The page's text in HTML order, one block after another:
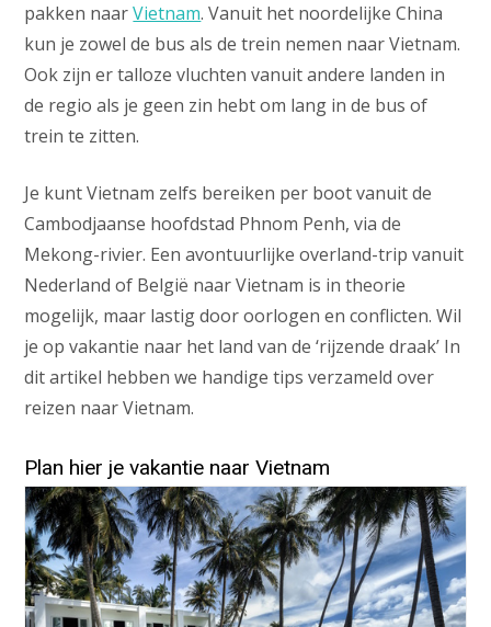
pakken naarVietnam. Vanuit het noordelijke China
kun je zowel de bus als de trein nemen naar Vietnam.
Ook zijn er talloze vluchten vanuit andere landen in
de regio als je geen zin hebt om lang in de bus of
trein te zitten.
Je kunt Vietnam zelfs bereiken per boot vanuit de
Cambodjaanse hoofdstad Phnom Penh, via de
Mekong-rivier. Een avontuurlijke overland-trip vanuit
Nederland of België naar Vietnam is in theorie
mogelijk, maar lastig door oorlogen en conflicten. Wil
je op vakantie naar het land van de ‘rijzende draak’ In
dit artikel hebben we handige tips verzameld over
reizen naar Vietnam.
Plan hier je vakantie naar Vietnam